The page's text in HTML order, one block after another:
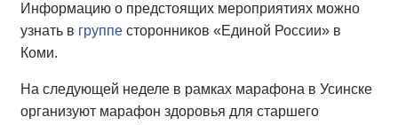
Информацию о предстоящих мероприятиях можно
узнать в группе сторонников «Единой России» в
Коми.
На следующей неделе в рамках марафона в Усинске
организуют марафон здоровья для старшего